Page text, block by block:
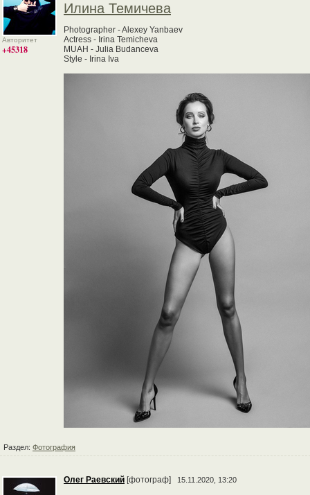
Авторитет
+45318
Илина Темичева
Photographer - Alexey Yanbaev
Actress - Irina Temicheva
MUAH - Julia Budanceva
Style - Irina Iva
Раздел: Фотография
Олег Раевский [фотограф] 15.11.2020, 13:20